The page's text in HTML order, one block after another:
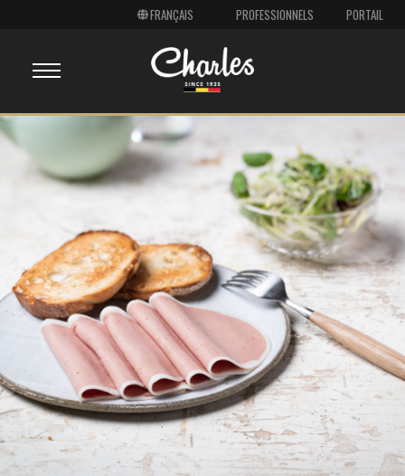
PROFESSIONNELS PORTAIL